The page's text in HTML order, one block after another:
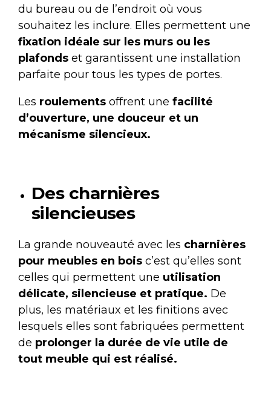
du bureau ou de l’endroit où vous
souhaitez les inclure. Elles permettent une
fixation idéale sur les murs ou les
plafonds et garantissent une installation
parfaite pour tous les types de portes.
Les roulements offrent une facilité
d’ouverture, une douceur et un
mécanisme silencieux.
Des charnières
silencieuses
La grande nouveauté avec les charnières
pour meubles en bois c’est qu’elles sont
celles qui permettent une utilisation
délicate, silencieuse et pratique. De
plus, les matériaux et les finitions avec
lesquels elles sont fabriquées permettent
de prolonger la durée de vie utile de
tout meuble qui est réalisé.